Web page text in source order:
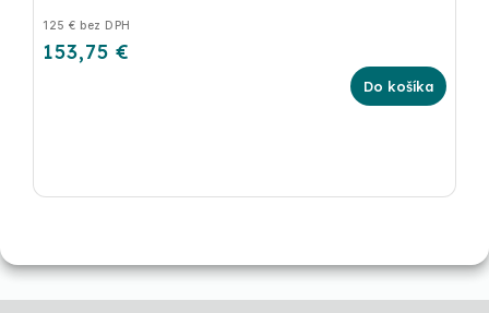
125 € bez DPH
153,75 €
Do košíka